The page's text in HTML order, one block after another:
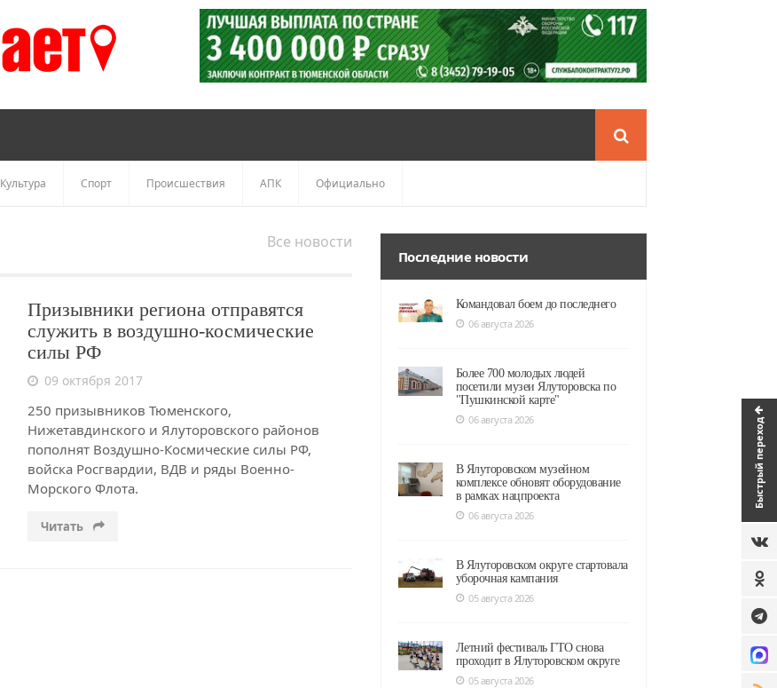
Быстрый переход
Культура Спорт Происшествия АПК Официально
Все новости
Призывники региона отправятся
служить в воздушно-космические
силы РФ
09 октября 2017
250 призывников Тюменского,
Нижетавдинского и Ялуторовского районов
пополнят Воздушно-Космические силы РФ,
войска Росгвардии, ВДВ и ряды Военно-
Морского Флота.
Читать
Последние новости
Командовал боем до последнего
06 августа 2026
Более 700 молодых людей
посетили музеи Ялуторовска по
"Пушкинской карте"
06 августа 2026
В Ялуторовском музейном
комплексе обновят оборудование
в рамках нацпроекта
06 августа 2026
В Ялуторовском округе стартовала
уборочная кампания
05 августа 2026
Летний фестиваль ГТО снова
проходит в Ялуторовском округе
05 августа 2026